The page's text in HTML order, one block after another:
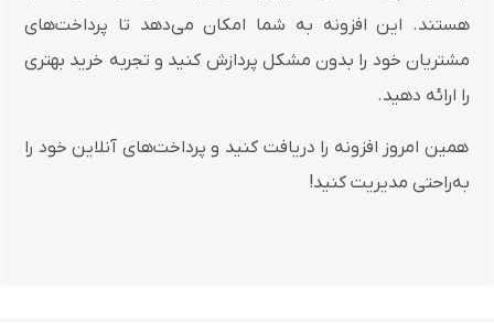
هستند. این افزونه به شما امکان می‌دهد تا پرداخت‌های
مشتریان خود را بدون مشکل پردازش کنید و تجربه خرید بهتری
را ارائه دهید.
همین امروز افزونه را دریافت کنید و پرداخت‌های آنلاین خود را
به‌راحتی مدیریت کنید!